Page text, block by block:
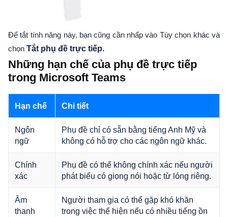
Để tắt tính năng này, bạn cũng cần nhấp vào Tùy chọn khác và
chọn Tắt phụ đề trực tiếp.
Những hạn chế của phụ đề trực tiếp
trong Microsoft Teams
Hạn chế Chi tiết
Ngôn
ngữ
Phụ đề chỉ có sẵn bằng tiếng Anh Mỹ và
không có hỗ trợ cho các ngôn ngữ khác.
Chính
xác
Phụ đề có thể không chính xác nếu người
phát biểu có giọng nói hoặc từ lóng riêng.
Âm
thanh
Người tham gia có thể gặp khó khăn
trong việc thể hiện nếu có nhiều tiếng ồn